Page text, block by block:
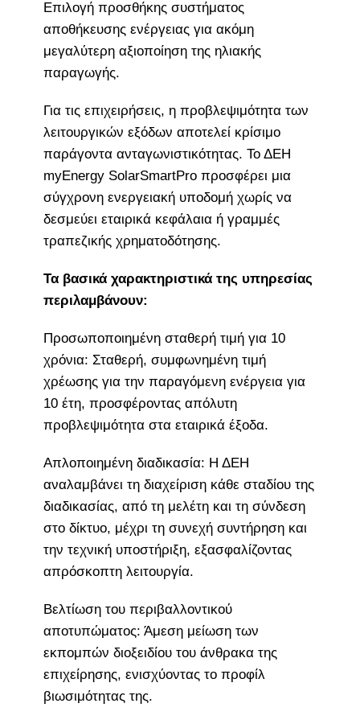
Επιλογή προσθήκης συστήματος
αποθήκευσης ενέργειας για ακόμη
μεγαλύτερη αξιοποίηση της ηλιακής
παραγωγής.
Για τις επιχειρήσεις, η προβλεψιμότητα των
λειτουργικών εξόδων αποτελεί κρίσιμο
παράγοντα ανταγωνιστικότητας. Το ΔΕΗ
myEnergy SolarSmartPro προσφέρει μια
σύγχρονη ενεργειακή υποδομή χωρίς να
δεσμεύει εταιρικά κεφάλαια ή γραμμές
τραπεζικής χρηματοδότησης.
Τα βασικά χαρακτηριστικά της υπηρεσίας
περιλαμβάνουν:
Προσωποποιημένη σταθερή τιμή για 10
χρόνια: Σταθερή, συμφωνημένη τιμή
χρέωσης για την παραγόμενη ενέργεια για
10 έτη, προσφέροντας απόλυτη
προβλεψιμότητα στα εταιρικά έξοδα.
Απλοποιημένη διαδικασία: Η ΔΕΗ
αναλαμβάνει τη διαχείριση κάθε σταδίου της
διαδικασίας, από τη μελέτη και τη σύνδεση
στο δίκτυο, μέχρι τη συνεχή συντήρηση και
την τεχνική υποστήριξη, εξασφαλίζοντας
απρόσκοπτη λειτουργία.
Βελτίωση του περιβαλλοντικού
αποτυπώματος: Άμεση μείωση των
εκπομπών διοξειδίου του άνθρακα της
επιχείρησης, ενισχύοντας το προφίλ
βιωσιμότητας της.